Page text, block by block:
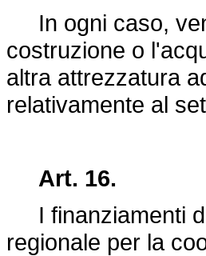
In ogni caso,
costruzione o
altra attrezzatura
relativamente al
Art. 16.
I finanziamenti
regionale per la